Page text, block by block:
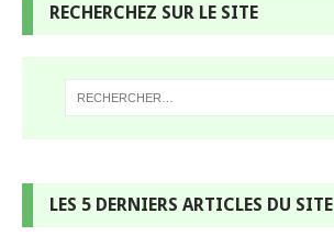
RECHERCHEZ SUR LE SITE
LES 5 DERNIERS ARTICLES DU SITE